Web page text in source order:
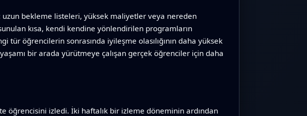
uzun bekleme listeleri, yüksek maliyetler veya nereden
kısa, kendi kendine yönlendirilen programların
tür öğrencilerin sonrasında iyileşme olasılığının daha yüksek
bir arada yürütmeye çalışan gerçek öğrenciler için daha
öğrencisini izledi. İki haftalık bir izleme döneminin ardından